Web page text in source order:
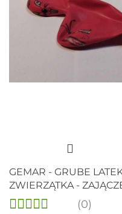
GEMAR - GRUBE
ZWIERZĄTKA -
(0)